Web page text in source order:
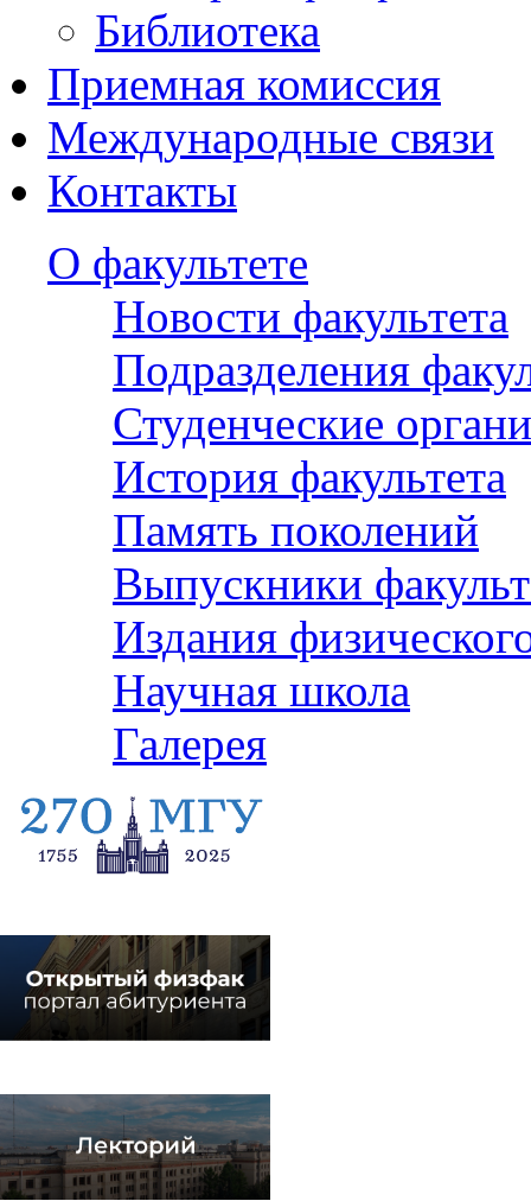
Библиотека
Приемная комиссия
Международные связи
Контакты
О факультете
Новости факультета
Подразделения
Студенческие
История факультета
Память поколений
Выпускники
Издания
Научная школа
Галерея